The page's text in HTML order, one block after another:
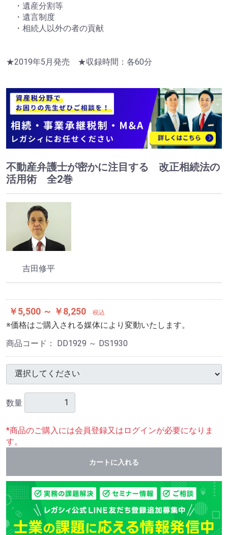
・遺産分割等
・遺言制度
・相続人以外の者の貢献
★2019年5月発売 ★収録時間：各60分
不動産弁護士が密かに注目する 改正相続法の
活用術 全2巻
吉田修平
￥5,500 ～ ￥8,250 税込
※価格はご購入される媒体により変動いたします。
商品コード： DD1929 ～ DS1930
数量
*商品のご購入には会員登録又はログインが必要になりま
す。
カートに入れる